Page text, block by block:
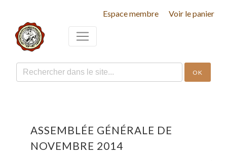
Espace membre Voir le panier
OK
ASSEMBLÉE GÉNÉRALE DE
NOVEMBRE 2014